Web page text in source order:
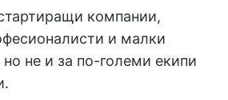
компании,
и малки
не и за по-големи екипи